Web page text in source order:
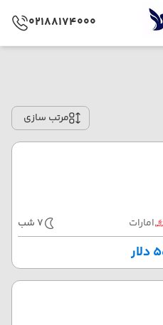
02188174000
مرتب سازی
امارات 7 شب